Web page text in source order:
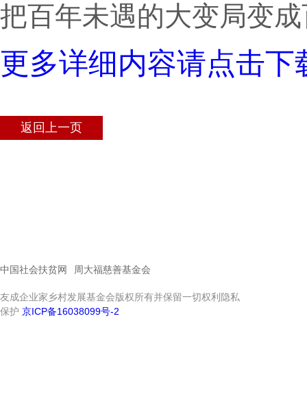
把百年未遇的大变局变
更多详细内容请点击下
返回上一页
中国社会扶贫网 周大福慈善基金会
友成企业家乡村发展基金会版权所有并保留一切权利隐私
保护 京ICP备16038099号-2